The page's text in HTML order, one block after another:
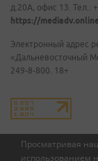
Просматривая
использованием
д.20А, офис 13. Тел.:
https://
Электронный адрес
«Дальневосточный
249-8-800. 18+